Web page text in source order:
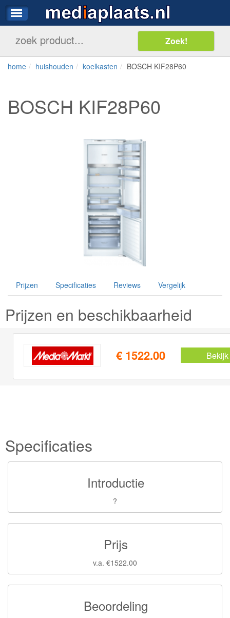
home huishouden koelkasten BOSCH KIF28P60
BOSCH KIF28P60
Prijzen Specificaties Reviews Vergelijk
Prijzen en beschikbaarheid
€ 1522.00
Specificaties
Introductie
?
Prijs
v.a. €1522.00
Beoordeling